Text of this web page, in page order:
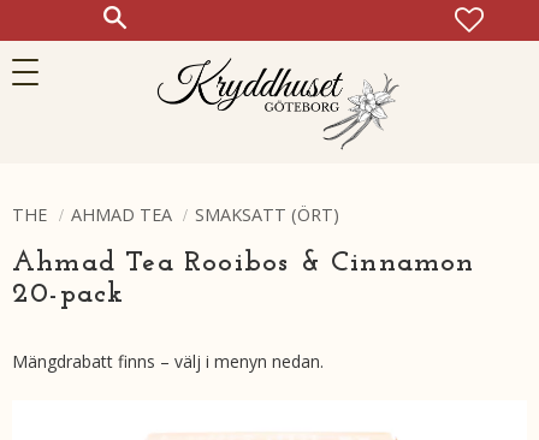
THE AHMAD TEA SMAKSATT (ÖRT)
Ahmad Tea Rooibos & Cinnamon
20-pack
Mängdrabatt finns – välj i menyn nedan.